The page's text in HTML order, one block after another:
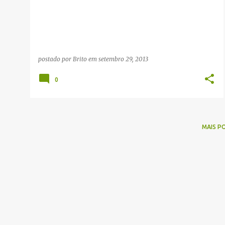
postado por Brito em setembro 29, 2013
0
MAIS